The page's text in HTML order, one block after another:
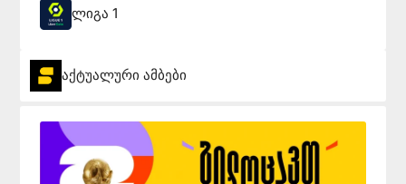
ლიგა 1
აქტუალური ამბები